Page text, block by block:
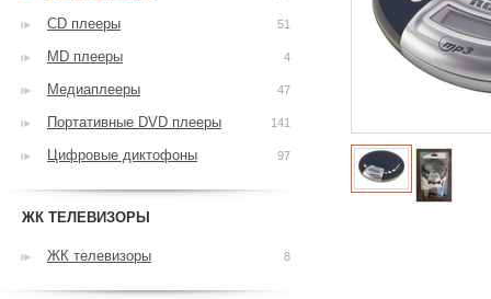
CD плееры 51
MD плееры 4
Медиаплееры 47
Портативные DVD плееры 141
Цифровые диктофоны 97
ЖК ТЕЛЕВИЗОРЫ
ЖК телевизоры 8